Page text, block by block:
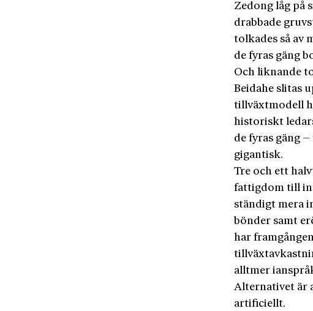
Zedong låg på
drabbade
tolkades så av
de fyras gäng
Och liknande
Beidahe slitas
tillväxtmodell
historiskt
de fyras gäng
gigantisk.
Tre och ett
fattigdom till
ständigt mera
bönder samt
har
alltmer
Alternativet är
artificiellt.